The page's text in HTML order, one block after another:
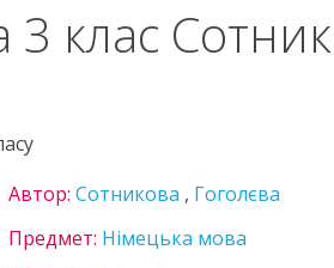
3 клас
Автор: Сотникова , Гоголєва
Предмет: Німецька мова